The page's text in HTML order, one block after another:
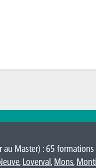
au Master) : 65
, Loverval, Mons,